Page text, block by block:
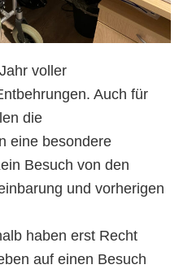
voller
Auch für
die
eine besondere
Besuch von den
und vorherigen
haben erst Recht
auf einen Besuch